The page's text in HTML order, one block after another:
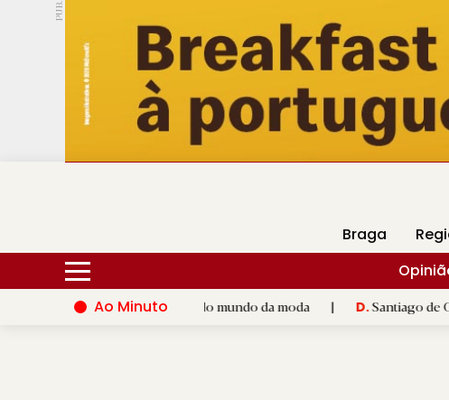
PUB.
Hoje 17ºC 30ºC DMtv
Braga
Ao Minuto
talento e à inovação do mundo da moda | D.Santiago de